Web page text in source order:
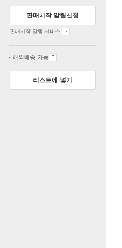
판매시작 알림신청
판매시작 알림 서비스
해외배송 가능
리스트에 넣기